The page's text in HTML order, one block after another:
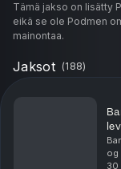
Tämä jakso on lisätty
eikä se ole Podmen
mainontaa.
Jaksot (188)
og
30